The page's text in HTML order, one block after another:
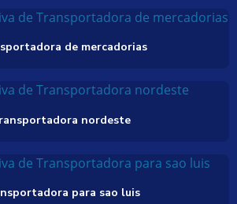
de mercadorias
nordeste
para sao luis